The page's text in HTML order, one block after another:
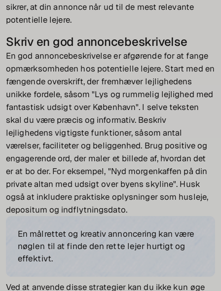
sikrer, at din annonce når ud til de mest relevante
potentielle lejere.
Skriv en god annoncebeskrivelse
En god annoncebeskrivelse er afgørende for at fange
opmærksomheden hos potentielle lejere. Start med en
fængende overskrift, der fremhæver lejlighedens
unikke fordele, såsom "Lys og rummelig lejlighed med
fantastisk udsigt over København". I selve teksten
skal du være præcis og informativ. Beskriv
lejlighedens vigtigste funktioner, såsom antal
værelser, faciliteter og beliggenhed. Brug positive og
engagerende ord, der maler et billede af, hvordan det
er at bo der. For eksempel, "Nyd morgenkaffen på din
private altan med udsigt over byens skyline". Husk
også at inkludere praktiske oplysninger som husleje,
depositum og indflytningsdato.
En målrettet og kreativ annoncering kan være
nøglen til at finde den rette lejer hurtigt og
effektivt.
Ved at anvende disse strategier kan du ikke kun øge